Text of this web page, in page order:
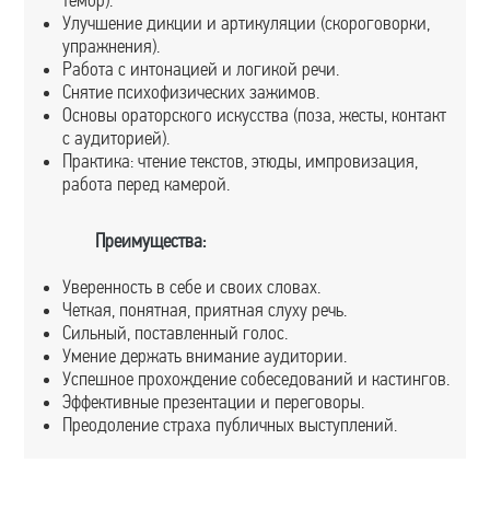
Улучшение дикции и артикуляции (скороговорки,
упражнения).
Работа с интонацией и логикой речи.
Снятие психофизических зажимов.
Основы ораторского искусства (поза, жесты, контакт
с аудиторией).
Практика: чтение текстов, этюды, импровизация,
работа перед камерой.
Преимущества:
Уверенность в себе и своих словах.
Четкая, понятная, приятная слуху речь.
Сильный, поставленный голос.
Умение держать внимание аудитории.
Успешное прохождение собеседований и кастингов.
Эффективные презентации и переговоры.
Преодоление страха публичных выступлений.